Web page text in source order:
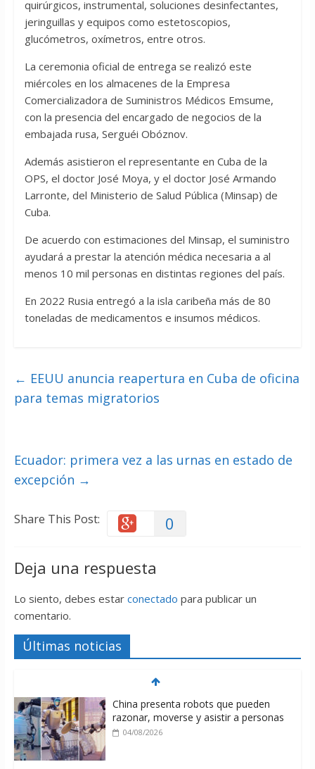
quirúrgicos, instrumental, soluciones desinfectantes,
jeringuillas y equipos como estetoscopios,
glucómetros, oxímetros, entre otros.
La ceremonia oficial de entrega se realizó este
miércoles en los almacenes de la Empresa
Comercializadora de Suministros Médicos Emsume,
con la presencia del encargado de negocios de la
embajada rusa, Serguéi Obóznov.
Además asistieron el representante en Cuba de la
OPS, el doctor José Moya, y el doctor José Armando
Larronte, del Ministerio de Salud Pública (Minsap) de
Cuba.
De acuerdo con estimaciones del Minsap, el suministro
ayudará a prestar la atención médica necesaria a al
menos 10 mil personas en distintas regiones del país.
En 2022 Rusia entregó a la isla caribeña más de 80
toneladas de medicamentos e insumos médicos.
← EEUU anuncia reapertura en Cuba de oficina
para temas migratorios
Ecuador: primera vez a las urnas en estado de
excepción →
Share This Post: 0
Deja una respuesta
Lo siento, debes estar conectado para publicar un
comentario.
Últimas noticias
China presenta robots que pueden
razonar, moverse y asistir a personas
04/08/2026